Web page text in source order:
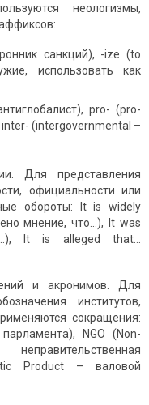
неологизмы,
санкций), -ize (to
использовать как
pro- (pro-
(intergovernmental –
Для представления
официальности или
обороты: It is widely
мнение, что...), It was
It is alleged that...
и акронимов. Для
институтов,
сокращения:
NGO (Non-
Product – валовой